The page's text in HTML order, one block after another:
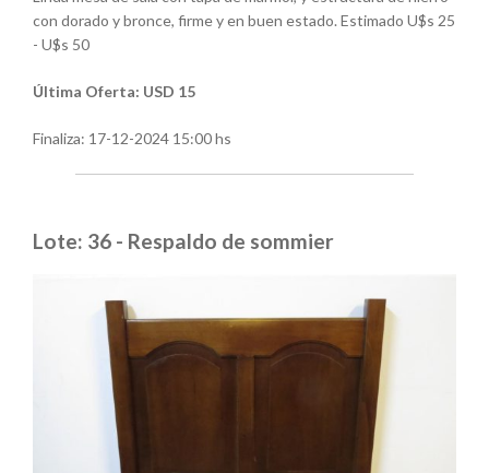
con dorado y bronce, firme y en buen estado. Estimado U$s 25
- U$s 50
Última Oferta: USD 15
Finaliza: 17-12-2024 15:00 hs
Lote: 36 - Respaldo de sommier